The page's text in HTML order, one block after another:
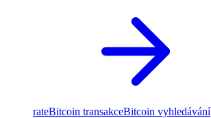
rateBitcoin transakceBitcoin vyhledávání